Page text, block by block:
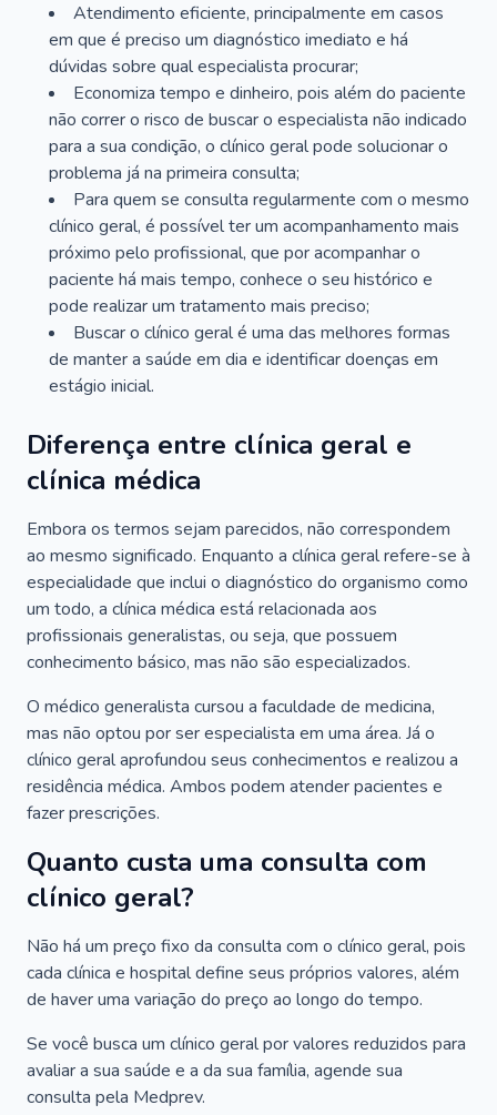
Atendimento eficiente, principalmente em casos
em que é preciso um diagnóstico imediato e há
dúvidas sobre qual especialista procurar;
Economiza tempo e dinheiro, pois além do paciente
não correr o risco de buscar o especialista não indicado
para a sua condição, o clínico geral pode solucionar o
problema já na primeira consulta;
Para quem se consulta regularmente com o mesmo
clínico geral, é possível ter um acompanhamento mais
próximo pelo profissional, que por acompanhar o
paciente há mais tempo, conhece o seu histórico e
pode realizar um tratamento mais preciso;
Buscar o clínico geral é uma das melhores formas
de manter a saúde em dia e identificar doenças em
estágio inicial.
Diferença entre clínica geral e
clínica médica
Embora os termos sejam parecidos, não correspondem
ao mesmo significado. Enquanto a clínica geral refere-se à
especialidade que inclui o diagnóstico do organismo como
um todo, a clínica médica está relacionada aos
profissionais generalistas, ou seja, que possuem
conhecimento básico, mas não são especializados.
O médico generalista cursou a faculdade de medicina,
mas não optou por ser especialista em uma área. Já o
clínico geral aprofundou seus conhecimentos e realizou a
residência médica. Ambos podem atender pacientes e
fazer prescrições.
Quanto custa uma consulta com
clínico geral?
Não há um preço fixo da consulta com o clínico geral, pois
cada clínica e hospital define seus próprios valores, além
de haver uma variação do preço ao longo do tempo.
Se você busca um clínico geral por valores reduzidos para
avaliar a sua saúde e a da sua família, agende sua
consulta pela Medprev.